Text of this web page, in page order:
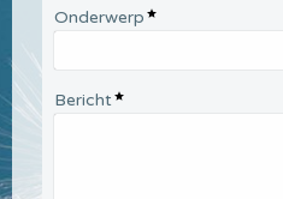
Onderwerp
Bericht